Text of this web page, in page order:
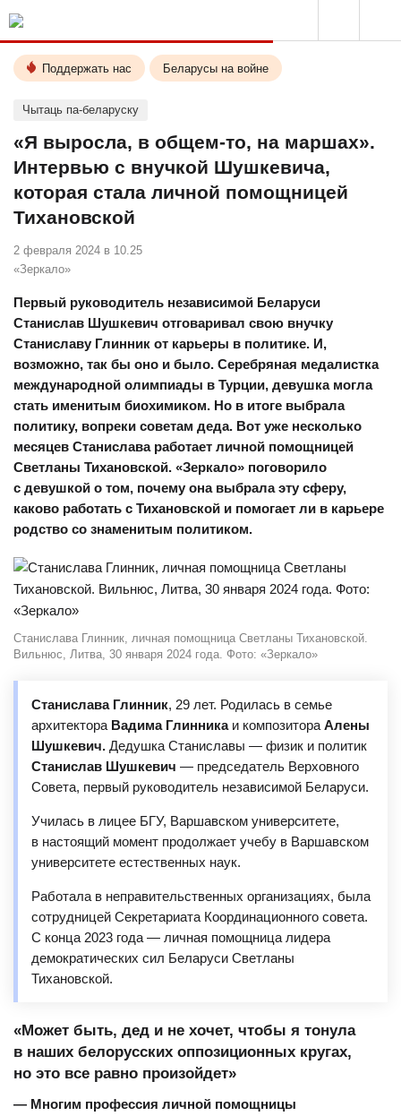
Поддержать нас Беларусы на войне
Чытаць па-беларуску
«Я выросла, в общем-то, на маршах».
Интервью с внучкой Шушкевича,
которая стала личной помощницей
Тихановской
2 февраля 2024 в 10.25
«Зеркало»
Первый руководитель независимой Беларуси
Станислав Шушкевич отговаривал свою внучку
Станиславу Глинник от карьеры в политике. И,
возможно, так бы оно и было. Серебряная медалистка
международной олимпиады в Турции, девушка могла
стать именитым биохимиком. Но в итоге выбрала
политику, вопреки советам деда. Вот уже несколько
месяцев Станислава работает личной помощницей
Светланы Тихановской. «Зеркало» поговорило
с девушкой о том, почему она выбрала эту сферу,
каково работать с Тихановской и помогает ли в карьере
родство со знаменитым политиком.
Станислава Глинник, личная помощница Светланы Тихановской.
Вильнюс, Литва, 30 января 2024 года. Фото: «Зеркало»
Станислава Глинник, 29 лет. Родилась в семье
архитектора Вадима Глинникаи композитора Алены
Шушкевич. Дедушка Станиславы — физик и политик
Станислав Шушкевич — председатель Верховного
Совета, первый руководитель независимой Беларуси.
Училась в лицее БГУ, Варшавском университете,
в настоящий момент продолжает учебу в Варшавском
университете естественных наук.
Работала в неправительственных организациях, была
сотрудницей Секретариата Координационного совета.
С конца 2023 года — личная помощница лидера
демократических сил Беларуси Светланы
Тихановской.
«Может быть, дед и не хочет, чтобы я тонула
в наших белорусских оппозиционных кругах,
но это все равно произойдет»
— Многим профессия личной помощницы